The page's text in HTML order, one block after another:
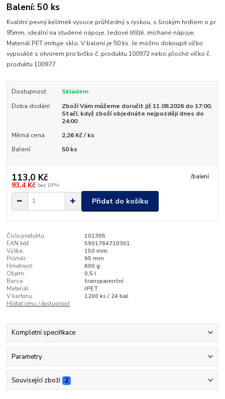
Balení: 50 ks
Kvalitní pevný kelímek vysoce průhledný s ryskou, s širokým hrdlem o pr.
95mm, ideální na studené nápoje, ledové tříště, míchané nápoje.
Materiál PET imituje sklo. V balení je 50 ks. Je možno dokoupit víčko
vypouklé s otvorem pro brčko č. produktu 100972 nebo ploché víčko č.
produktu 100977.
Dostupnost
Skladem
Doba dodání
Zboží Vám můžeme doručit již 11.08.2026 do 17:00.
Stačí, když zboží objednáte nejpozději dnes do
24:00
Měrná cena
2,26 Kč / ks
Balení
50 ks
113,0 Kč /balení
93,4 Kč bez DPH
Přidat do košíku
Číslo produktu:
101305
EAN kód:
5901764710301
Výška:
150 mm
Průměr:
95 mm
Hmotnost:
600 g
Objem:
0,5 l
Barva:
transparentní
Materiál:
rPET
V kartonu:
1200 ks / 24 bal
Hlídat cenu / dostupnost
Kompletní specifikace
Parametry
Související zboží 2